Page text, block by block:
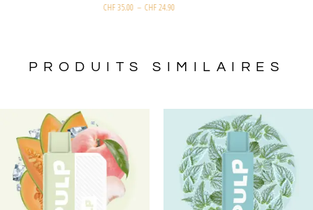
CHF24.90
–
CHF35.00
PRODUITS SIMILAIRES